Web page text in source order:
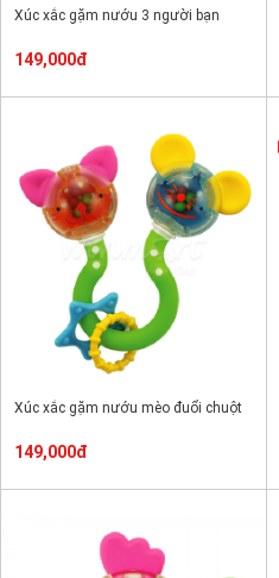
Xúc xắc gặm nướu 3 người bạn
149,000đ
Xúc xắc gặm nướu mèo đuổi chuột
149,000đ